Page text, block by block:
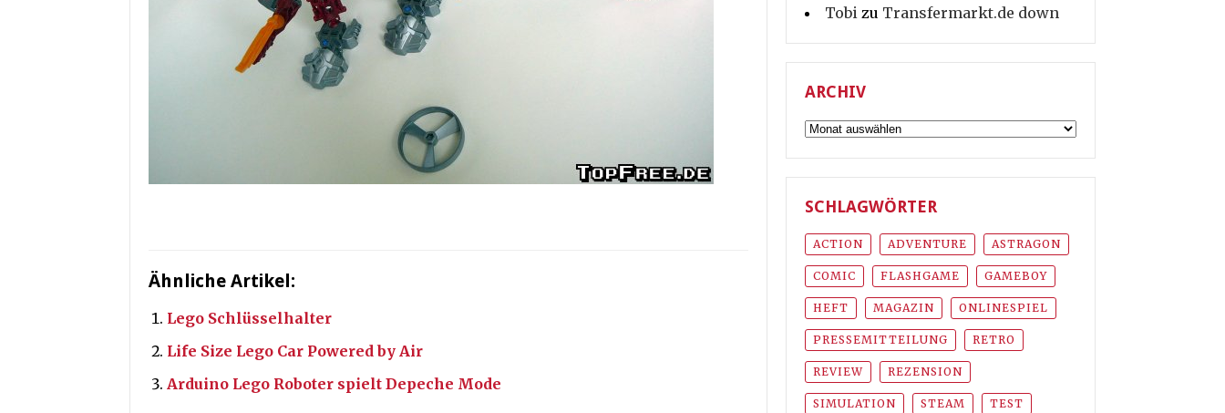
Ähnliche Artikel:
Lego Schlüsselhalter
Life Size Lego Car Powered by Air
Arduino Lego Roboter spielt Depeche Mode
Tobi zu Transfermarkt.de down
ARCHIV
Archiv
SCHLAGWÖRTER
ACTION ADVENTURE ASTRAGON
COMIC FLASHGAME GAMEBOY
HEFT MAGAZIN ONLINESPIEL
PRESSEMITTEILUNG RETRO
REVIEW REZENSION
SIMULATION STEAM TEST